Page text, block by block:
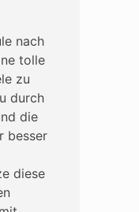
nach
tolle
zu
durch
die
besser
diese